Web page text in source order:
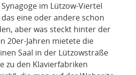
im Lützow-Viertel
eine oder andere schon
aber was steckt hinter der
20er-Jahren mietete die
Saal in der Lützowstraße
zu den Klavierfabriken